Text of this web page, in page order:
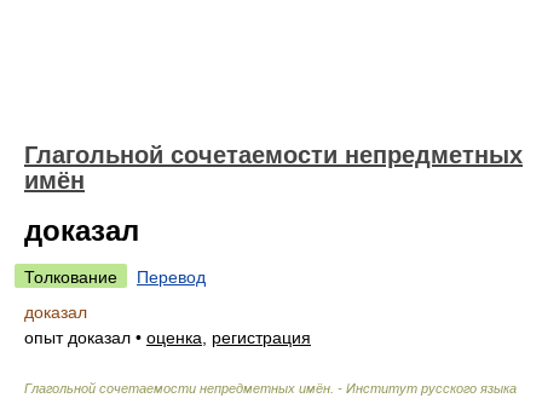
Глагольной сочетаемости непредметных
имён
доказал
Толкование
Перевод
доказал
опыт доказал • оценка регистрация
Глагольной сочетаемости непредметных имён. - Институт русского языка